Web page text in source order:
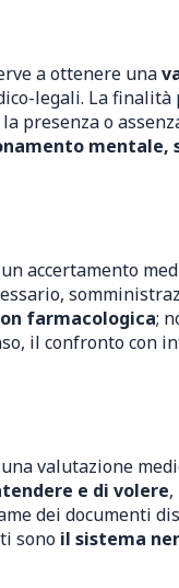
a ottenere una
legali. La
presenza o
mentale,
accertamento
farmacologica;
il confronto con
valutazione
e di volere,
dei documenti
sono il sistema